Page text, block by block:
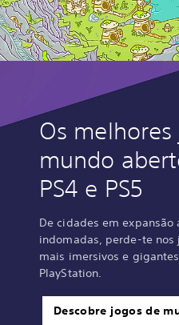
Os
mundo
PS4 e PS5
De cidades em expansão
indomadas, perde-te
mais imersivos e
PlayStation.
Descobre jogos de